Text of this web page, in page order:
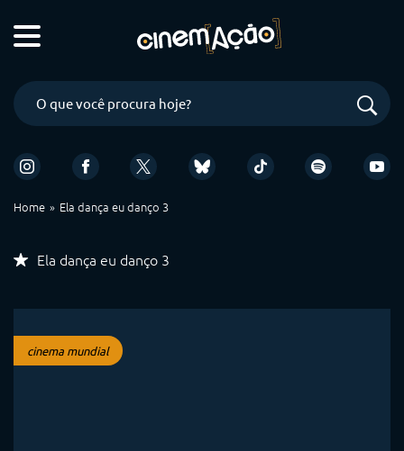
Home Ela dança eu danço 3
Ela dança eu danço 3
cinema mundial